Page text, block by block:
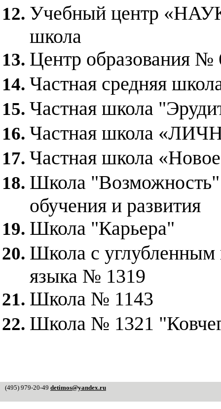
Учебный центр
школа
Центр образования
Частная средняя
Частная школа
Частная школа
Частная школа
Школа "Возможность"
обучения и развития
Школа "Карьера"
Школа с углубленным
языка № 1319
Школа № 1143
Школа № 1321
(495) 979-20-49 detimos@yandex.ru